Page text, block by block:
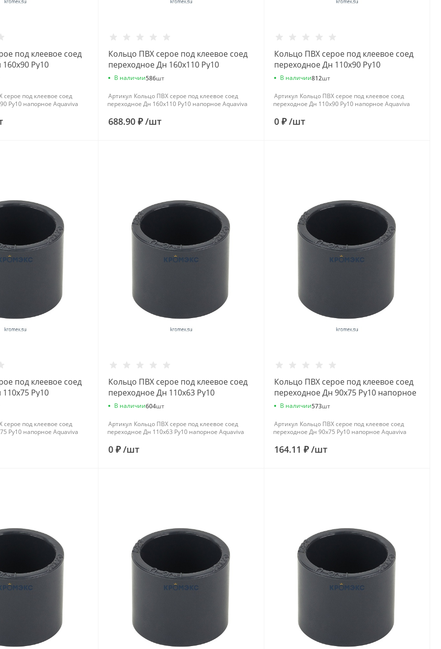
под клеевое соед
Ру10
серое под клеевое соед
Ру10 напорное Aquaviva
Кольцо ПВХ серое под клеевое соед
переходное Дн 160х110 Ру10
напорное Aquaviva
В наличии586шт
Артикул Кольцо ПВХ серое под клеевое соед
переходное Дн 160х110 Ру10 напорное Aquaviva
688.90 ₽/шт
Кольцо ПВХ серое под клеевое соед
переходное Дн 110х90 Ру10
напорное Aquaviva
В наличии812шт
Артикул Кольцо ПВХ серое под клеевое соед
переходное Дн 110х90 Ру10 напорное Aquaviva
0 ₽/шт
под клеевое соед
Ру10
серое под клеевое соед
Ру10 напорное Aquaviva
Кольцо ПВХ серое под клеевое соед
переходное Дн 110х63 Ру10
напорное Aquaviva
В наличии604шт
Артикул Кольцо ПВХ серое под клеевое соед
переходное Дн 110х63 Ру10 напорное Aquaviva
0 ₽/шт
Кольцо ПВХ серое под клеевое соед
переходное Дн 90х75 Ру10 напорное
Aquaviva
В наличии573шт
Артикул Кольцо ПВХ серое под клеевое соед
переходное Дн 90х75 Ру10 напорное Aquaviva
164.11 ₽/шт